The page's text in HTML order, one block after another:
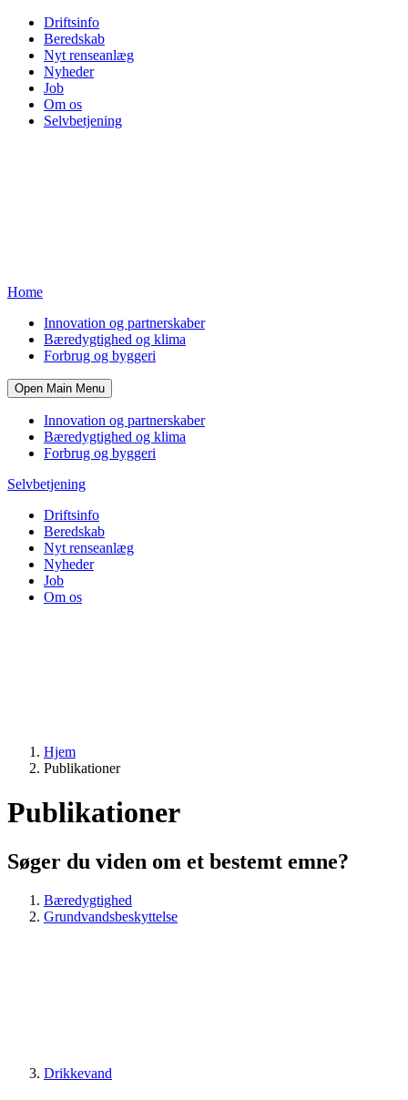
Driftsinfo
Beredskab
Nyt renseanlæg
Nyheder
Job
Om os
Selvbetjening
Home
Innovation og partnerskaber
Bæredygtighed og klima
Forbrug og byggeri
Open Main Menu
Innovation og partnerskaber
Bæredygtighed og klima
Forbrug og byggeri
Selvbetjening
Driftsinfo
Beredskab
Nyt renseanlæg
Nyheder
Job
Om os
Hjem
Publikationer
Publikationer
Søger du viden om et bestemt emne?
Bæredygtighed
Grundvandsbeskyttelse
Drikkevand